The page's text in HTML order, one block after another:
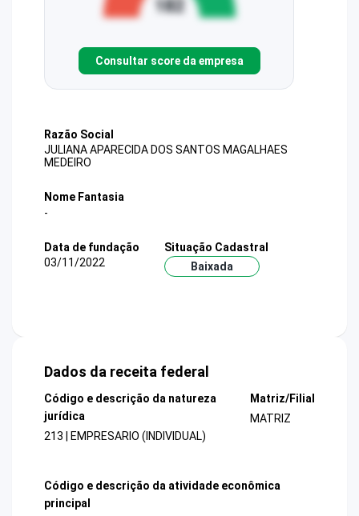
Consultar score da empresa
Razão Social
JULIANA APARECIDA DOS SANTOS MAGALHAES
MEDEIRO
Nome Fantasia
-
Data de fundação
03/11/2022
Situação Cadastral
Baixada
Dados da receita federal
Código e descrição da natureza
jurídica
213 | EMPRESARIO (INDIVIDUAL)
Matriz/Filial
MATRIZ
Código e descrição da atividade econômica
principal